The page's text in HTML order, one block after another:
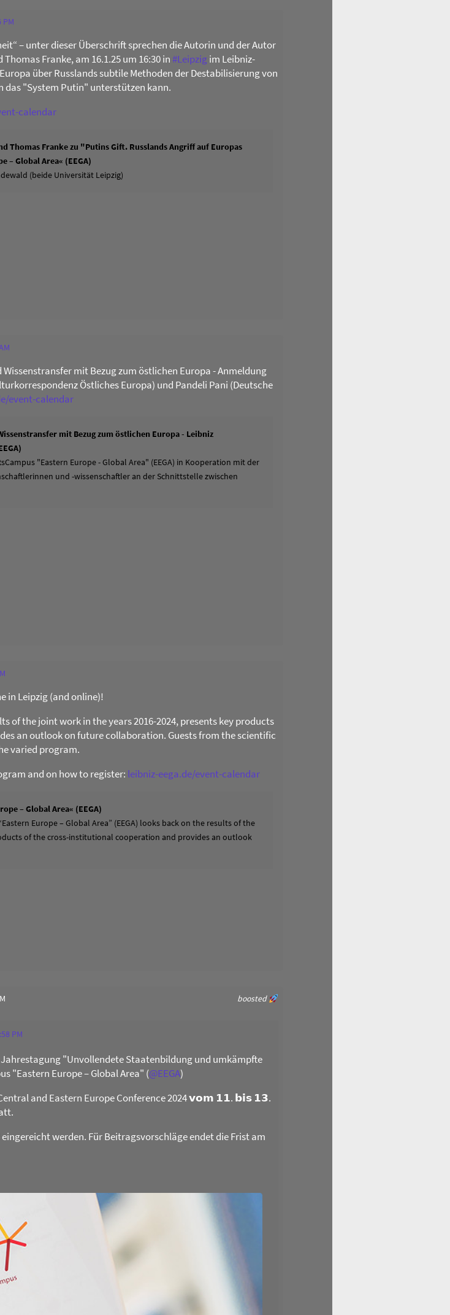
PM
– unter dieser Überschrift sprechen die Autorin und der Autor
Franke, am 16.1.25 um 16:30 in#Leipzig im Leibniz-
über Russlands subtile Methoden der Destabilisierung von
das "System Putin" unterstützen kann.
calendar
Thomas Franke zu "Putins Gift. Russlands Angriff auf Europas
– Global Area« (EEGA)
(beide Universität Leipzig)
mit Bezug zum östlichen Europa - Anmeldung
Östliches Europa) und Pandeli Pani (Deutsche
event-calendar
mit Bezug zum östlichen Europa - Leibniz
"Eastern Europe - Global Area" (EEGA) in Kooperation mit der
und -wissenschaftler an der Schnittstelle zwischen
in Leipzig (and online)!
of the joint work in the years 2016-2024, presents key products
an outlook on future collaboration. Guests from the scientific
varied program.
and on how to register: leibniz-eega.de/event-calendar
– Global Area« (EEGA)
Europe – Global Area” (EEGA) looks back on the results of the
of the cross-institutional cooperation and provides an outlook
boosted
PM
"Unvollendete Staatenbildung und umkämpfte
"Eastern Europe – Global Area" (@EEGA)
and Eastern Europe Conference 2024 𝘃𝗼𝗺 𝟭𝟭. 𝗯𝗶𝘀 𝟭𝟯.
werden. Für Beitragsvorschläge endet die Frist am